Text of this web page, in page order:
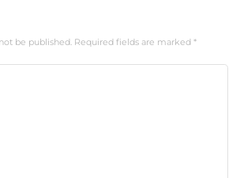
be published. Required fields are marked *